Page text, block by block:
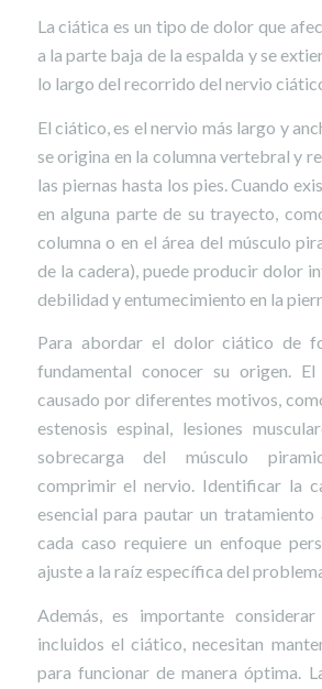
La ciática es un tipo de dolor que
a la parte baja de la espalda y se
lo largo del recorrido del nervio
El ciático, es el nervio más largo y
se origina en la columna vertebral y
las piernas hasta los pies. Cuando
en alguna parte de su trayecto,
columna o en el área del músculo
de la cadera), puede producir dolor
debilidad y entumecimiento en la
Para abordar el dolor ciático de
fundamental conocer su origen.
causado por diferentes motivos,
estenosis espinal, lesiones
sobrecarga del músculo
comprimir el nervio. Identificar la
esencial para pautar un tratamiento
cada caso requiere un enfoque
ajuste a la raíz específica del
Además, es importante
incluidos el ciático, necesitan
para funcionar de manera óptima.